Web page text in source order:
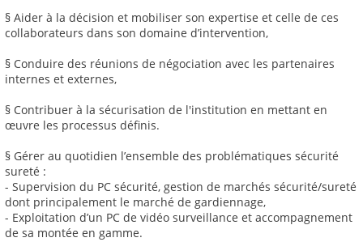
§ Aider à la décision et mobiliser son expertise et celle de ces
collaborateurs dans son domaine d’intervention,
§ Conduire des réunions de négociation avec les partenaires
internes et externes,
§ Contribuer à la sécurisation de l'institution en mettant en
œuvre les processus définis.
§ Gérer au quotidien l’ensemble des problématiques sécurité
sureté :
- Supervision du PC sécurité, gestion de marchés sécurité/sureté
dont principalement le marché de gardiennage,
- Exploitation d’un PC de vidéo surveillance et accompagnement
de sa montée en gamme.